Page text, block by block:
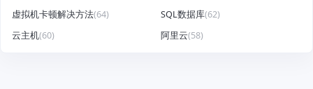
虚拟机卡顿解决方法(64) SQL数据库(62)
云主机(60) 阿里云(58)